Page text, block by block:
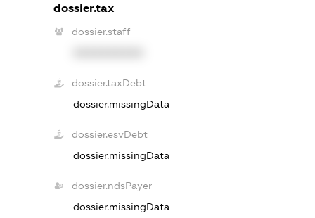
dossier.tax
dossier.staff
dossier.taxDebt
dossier.missingData
dossier.esvDebt
dossier.missingData
dossier.ndsPayer
dossier.missingData